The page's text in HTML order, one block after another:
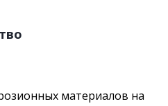
материалов на